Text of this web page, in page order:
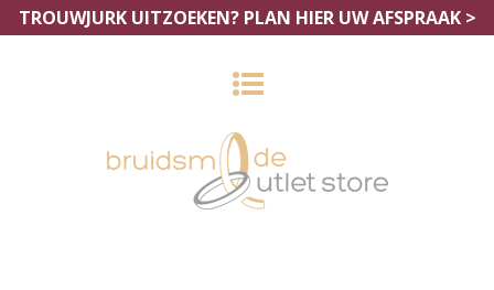
TROUWJURK UITZOEKEN? PLAN HIER UW AFSPRAAK >